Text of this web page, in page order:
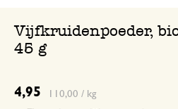
Vijfkruidenpoeder,
45 g
4,95 110,00 / kg